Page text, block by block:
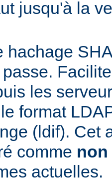
jusqu'à la
hachage
les
format
(ldif). Cet
comme
actuelles.